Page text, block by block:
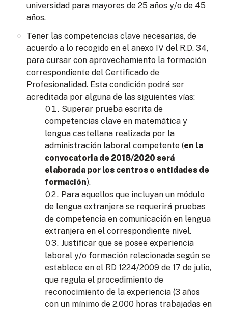
universidad para mayores de 25 años y/o de 45
años.
Tener las competencias clave necesarias, de
acuerdo a lo recogido en el anexo IV del R.D. 34,
para cursar con aprovechamiento la formación
correspondiente del Certificado de
Profesionalidad. Esta condición podrá ser
acreditada por alguna de las siguientes vías:
Superar prueba escrita de
competencias clave en matemática y
lengua castellana realizada por la
administración laboral competente (en la
convocatoria de 2018/2020 será
elaborada por los centros o entidades de
formación).
Para aquellos que incluyan un módulo
de lengua extranjera se requerirá pruebas
de competencia en comunicación en lengua
extranjera en el correspondiente nivel.
Justificar que se posee experiencia
laboral y/o formación relacionada según se
establece en el RD 1224/2009 de 17 de julio,
que regula el procedimiento de
reconocimiento de la experiencia (3 años
con un mínimo de 2.000 horas trabajadas en